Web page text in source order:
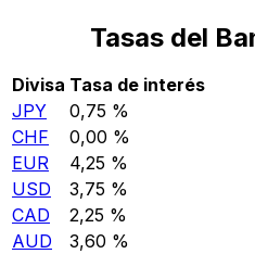
Tasas del
Divisa Tasa de interés
JPY
0,75 %
CHF
0,00 %
EUR
4,25 %
USD
3,75 %
CAD
2,25 %
AUD
3,60 %